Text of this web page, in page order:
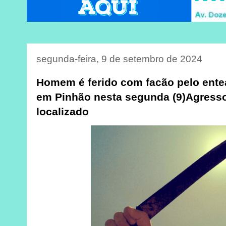
segunda-feira, 9 de setembro de 2024
Homem é ferido com facão pelo
em Pinhão nesta segunda
localizado